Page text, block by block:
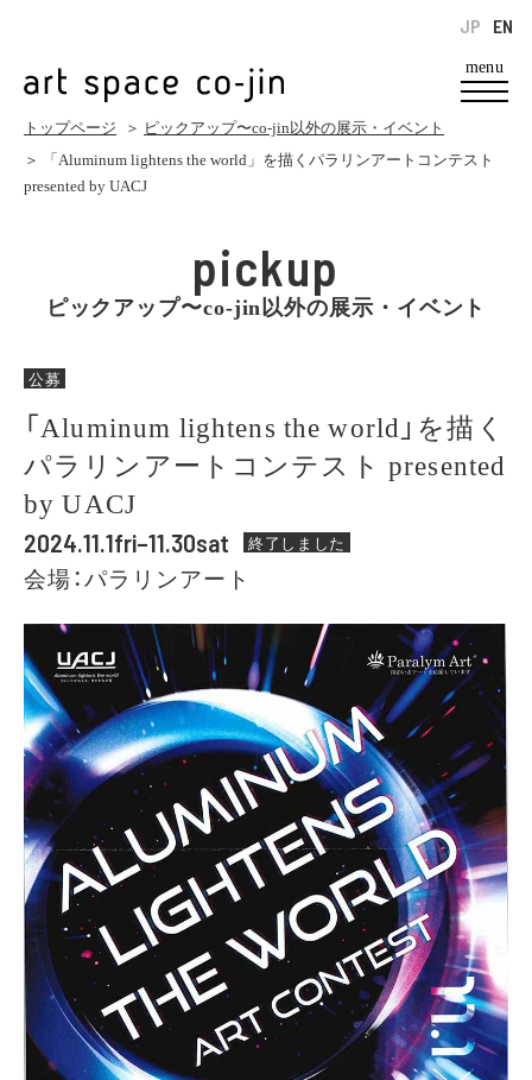
menu
EN
JP
トップページ ＞ ピックアップ〜co-jin以外の展示・イベント
＞ 「Aluminum lightens the world」を描くパラリンアートコンテスト
presented by UACJ
pickup
ピックアップ〜co-jin以外の展示・イベント
公募
「Aluminum lightens the world」を描く
パラリンアートコンテスト presented
by UACJ
2024.11.1fri–11.30sat 終了しました
会場：パラリンアート